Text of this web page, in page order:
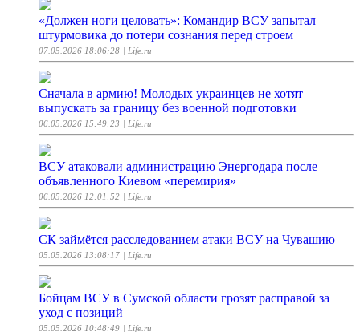
«Должен ноги целовать»: Командир ВСУ запытал
штурмовика до потери сознания перед строем
07.05.2026 18:06:28 | Life.ru
Сначала в армию! Молодых украинцев не хотят
выпускать за границу без военной подготовки
06.05.2026 15:49:23 | Life.ru
ВСУ атаковали администрацию Энергодара после
объявленного Киевом «перемирия»
06.05.2026 12:01:52 | Life.ru
СК займётся расследованием атаки ВСУ на Чувашию
05.05.2026 13:08:17 | Life.ru
Бойцам ВСУ в Сумской области грозят расправой за
уход с позиций
05.05.2026 10:48:49 | Life.ru